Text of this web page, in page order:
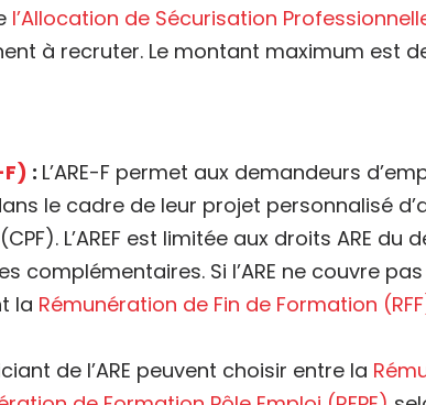
l’Allocation de Sécurisation
à recruter. Le montant maximum est
: L’ARE-F permet aux demandeurs
le cadre de leur projet personnalisé
L’AREF est limitée aux droits ARE du
complémentaires. Si l’ARE ne couvre
la Rémunération de Fin de Formation
de l’ARE peuvent choisir entre la